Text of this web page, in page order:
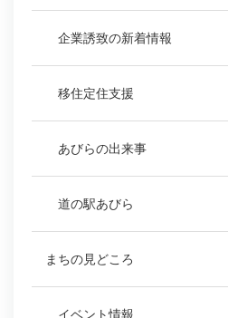
企業誘致の新着情報
移住定住支援
あびらの出来事
道の駅あびら
まちの見どころ
イベント情報